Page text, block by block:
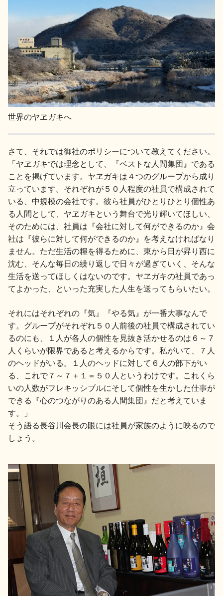
世界のヤヱガキへ
さて、それでは御社のポリシーについて教えてください。
「ヤヱガキでは理念として、『ベストな人間集団』である
ことを掲げています。ヤヱガキは４つのグループから成り
立っています。それぞれが５０人程度の社員で構成されて
いる、中規模の会社です。彼ら社員がひとりひとり個性あ
る人間として、ヤヱガキという舞台で光り輝いてほしい、
そのためには、社員は『会社に対して何ができるのか』会
社は『彼らに対して何ができるのか』を考えなければなり
ません。ただ生活の糧を得るために、東から日が昇り西に
沈む、そんな毎日の繰り返しで日々が過ぎていく、そんな
生活を送ってほしくはないのです。ヤヱガキの社員であっ
てよかった、といった充実した人生を送ってもらいたい。
それにはそれぞれの『気』『やる気』が一番大事なんで
す。グループがそれぞれ５０人前後の社員で構成されてい
るのにも、１人が各人の個性を見抜き活かせるのは６～７
人くらいが限界であると考えるからです。私がいて、７人
のヘッドがいる。１人のヘッドに対して６人の部下がい
る、これで７～７＋１＝５０人というわけです。これくら
いの人数がフレキッシブルにそして個性を生かした仕事が
できる『心のつながりのある人間集団』だと考えていま
す。」
そう語る長谷川会長の眼には社員が家族のように映るので
しょう。